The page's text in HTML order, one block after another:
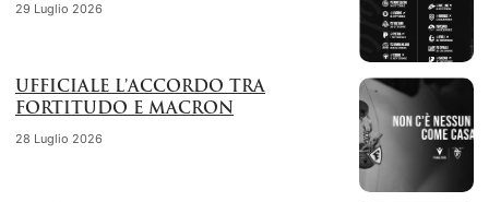
29 Luglio 2026
UFFICIALE L’ACCORDO TRA
FORTITUDO E MACRON
28 Luglio 2026